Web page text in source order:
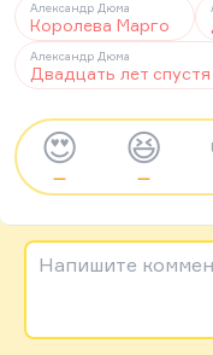
Александр Дюма
Королева Марго
Александр Дюма
Двадцать лет спустя
😍
—
😆
—
Напишите